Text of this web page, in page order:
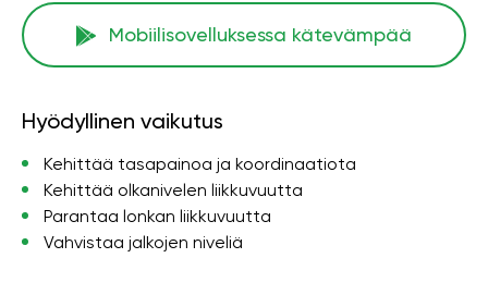
Mobiilisovelluksessa kätevämpää
Hyödyllinen vaikutus
Kehittää tasapainoa ja koordinaatiota
Kehittää olkanivelen liikkuvuutta
Parantaa lonkan liikkuvuutta
Vahvistaa jalkojen niveliä